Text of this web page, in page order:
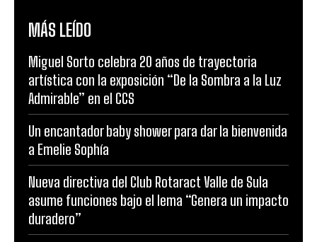
MÁS LEÍDO
Miguel Sorto celebra 20 años de trayectoria
artística con la exposición “De la Sombra a la Luz
Admirable” en el CCS
Un encantador baby shower para dar la bienvenida
a Emelie Sophía
Nueva directiva del Club Rotaract Valle de Sula
asume funciones bajo el lema “Genera un impacto
duradero”